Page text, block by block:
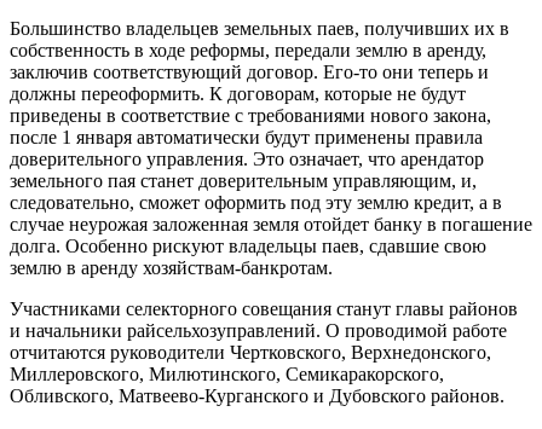
Большинство владельцев земельных паев, получивших их в
собственность в ходе реформы, передали землю в аренду,
заключив соответствующий договор. Его-то они теперь и
должны переоформить. К договорам, которые не будут
приведены в соответствие с требованиями нового закона,
после 1 января автоматически будут применены правила
доверительного управления. Это означает, что арендатор
земельного пая станет доверительным управляющим, и,
следовательно, сможет оформить под эту землю кредит, а в
случае неурожая заложенная земля отойдет банку в погашение
долга. Особенно рискуют владельцы паев, сдавшие свою
землю в аренду хозяйствам-банкротам.
Участниками селекторного совещания станут главы районов
и начальники райсельхозуправлений. О проводимой работе
отчитаются руководители Чертковского, Верхнедонского,
Миллеровского, Милютинского, Семикаракорского,
Обливского, Матвеево-Курганского и Дубовского районов.